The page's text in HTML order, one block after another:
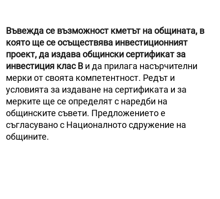
Въвежда се възможност кметът на общината, в
която ще се осъществява инвестиционният
проект, да издава общински сертификат за
инвестиция клас В и да прилага насърчителни
мерки от своята компетентност. Редът и
условията за издаване на сертификата и за
мерките ще се определят с наредби на
общинските съвети. Предложението е
съгласувано с Националното сдружение на
общините.